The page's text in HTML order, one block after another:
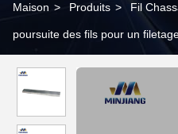
Maison > Produits > Fil
poursuite des fils pour un